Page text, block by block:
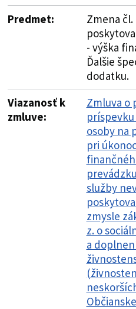
Predmet:
Zmena
- výška
Ďalšie
dodatku.
Viazanosť k
zmluve:
Zmluva o
osoby na
pri
služby
zmysle
z. o
a